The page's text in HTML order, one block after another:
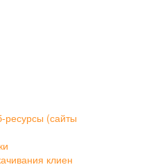
(сайты
клиен